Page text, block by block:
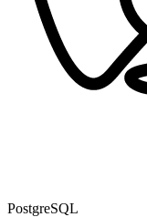
PostgreSQL